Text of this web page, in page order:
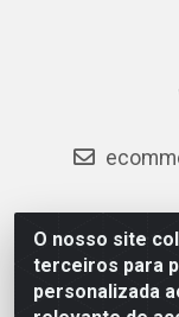
O nosso site
terceiros para
personalizada
MR
Distrito